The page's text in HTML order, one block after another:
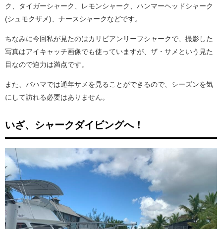
ク、タイガーシャーク、レモンシャーク、ハンマーヘッドシャーク
(シュモクザメ)、ナースシャークなどです。
ちなみに今回私が見たのはカリビアンリーフシャークで、撮影した
写真はアイキャッチ画像でも使っていますが、ザ・サメという見た
目なので迫力は満点です。
また、バハマでは通年サメを見ることができるので、シーズンを気
にして訪れる必要はありません。
いざ、シャークダイビングへ！